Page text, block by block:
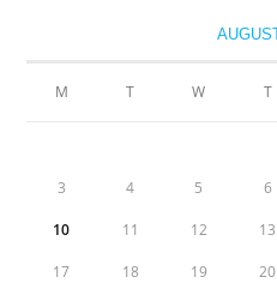
M T W T
3 4 5 6
10 11 12 13
17 18 19 20